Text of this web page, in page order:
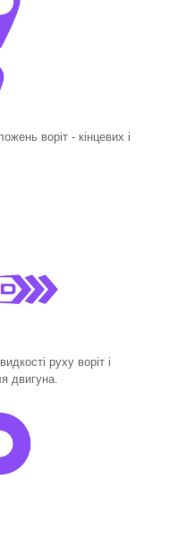
воріт - кінцевих і
руху воріт і
двигуна.